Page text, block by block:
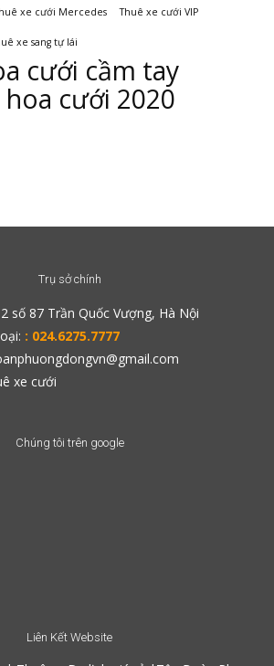
xe cưới Mercedes Thuê xe cưới VIP
xe sang tự lái
cưới cầm tay
cưới 2020
Trụ sở chính
số 87 Trần Quốc Vượng, Hà Nội
: 024.6275.7777
xe cưới
Chúng tôi trên google
Liên Kết Website